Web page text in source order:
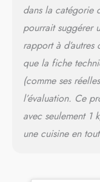
dans la catégorie
pourrait suggérer
rapport à
que la fiche
(comme ses
l’évaluation. Ce
avec seulement 1
une cuisine en